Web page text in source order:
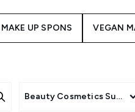
·
MAKE UP SPONS VEGAN
Beauty Cosmetics